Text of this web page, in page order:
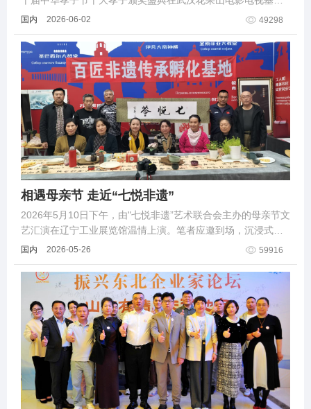
隆重启幕。来自全世界100多位华人华侨优秀代表及武汉100余
国内 2026-06-02 49298
相遇母亲节 走近“七悦非遗”
2026年5月10日下午，由"七悦非遗”艺术联合会主办的母亲节文
艺汇演在辽宁工业展览馆温情上演。笔者应邀到场，沉浸式感
受非遗与母爱交织的文化盛裳。
国内 2026-05-26 59916